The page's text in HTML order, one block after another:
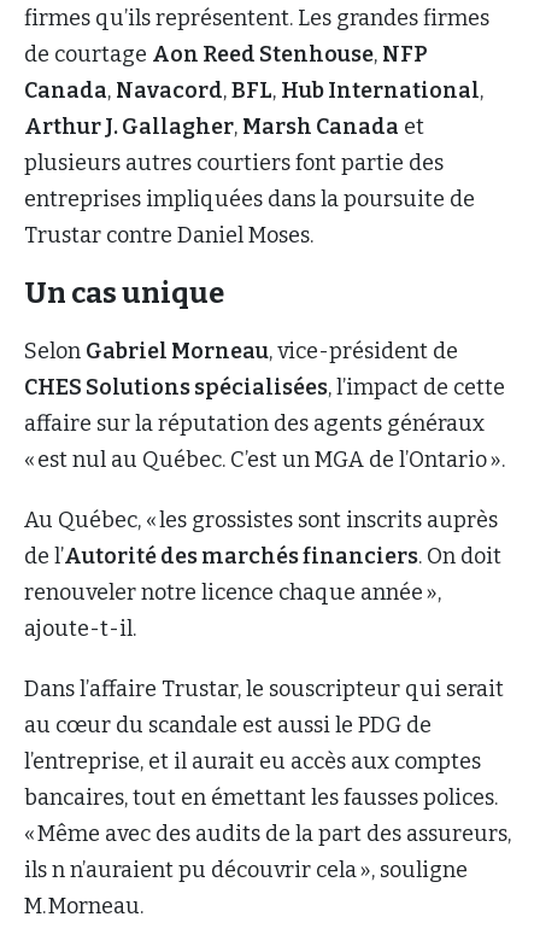
firmes qu’ils représentent. Les grandes firmes
de courtage Aon Reed Stenhouse, NFP
Canada, Navacord,BFL, Hub International,
Arthur J. Gallagher, Marsh Canada et
plusieurs autres courtiers font partie des
entreprises impliquées dans la poursuite de
Trustar contre Daniel Moses.
Un cas unique
Selon Gabriel Morneau, vice-président de
CHES Solutions spécialisées, l’impact de cette
affaire sur la réputation des agents généraux
« est nul au Québec. C’est un MGA de l’Ontario ».
Au Québec, « les grossistes sont inscrits auprès
de l’Autorité des marchés financiers. On doit
renouveler notre licence chaque année »,
ajoute-t-il.
Dans l’affaire Trustar, le souscripteur qui serait
au cœur du scandale est aussi le PDG de
l’entreprise, et il aurait eu accès aux comptes
bancaires, tout en émettant les fausses polices.
« Même avec des audits de la part des assureurs,
ils n n’auraient pu découvrir cela », souligne
M. Morneau.